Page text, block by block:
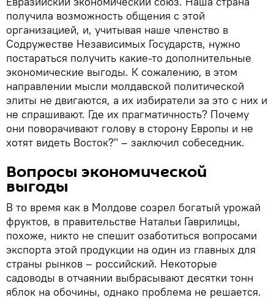
получила возможность общения с этой
организацией, и, учитывая наше членство в
Содружестве Независимых Государств, нужно
постараться получить какие-то дополнительные
экономические выгоды. К сожалению, в этом
направлении мысли молдавской политической
элиты не двигаются, а их избиратели за это с них и
не спрашивают. Где их прагматичность? Почему
они поворачивают голову в сторону Европы и не
хотят видеть Восток?" – заключил собеседник.
Вопросы экономической
выгоды
В то время как в Молдове созрел богатый урожай
фруктов, в правительстве Натальи Гаврилицы,
похоже, никто не спешит озаботиться вопросами
экспорта этой продукции на один из главных для
страны рынков – российский. Некоторые
садоводы в отчаянии выбрасывают десятки тонн
яблок на обочины, однако проблема не решается.